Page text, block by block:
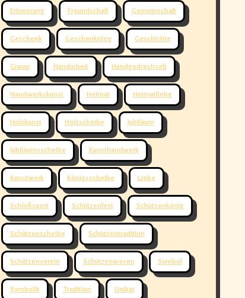
Erinnerung Freundschaft Gemeinschaft
Geschenk Geschenkidee Geschichte
Gravur Handarbeit Handgedrechselt
Handwerkskunst Heimat Heimatliebe
Holzkunst Holzscheibe Jubiläum
Jubiläumsscheibe Kunsthandwerk
Kunstwerk Königsscheibe Liebe
Schießsport Schützenfest Schützenkönig
Schützenscheibe Schützentradition
Schützenverein Schützenwesen Symbol
Symbolik Tradition Unikat